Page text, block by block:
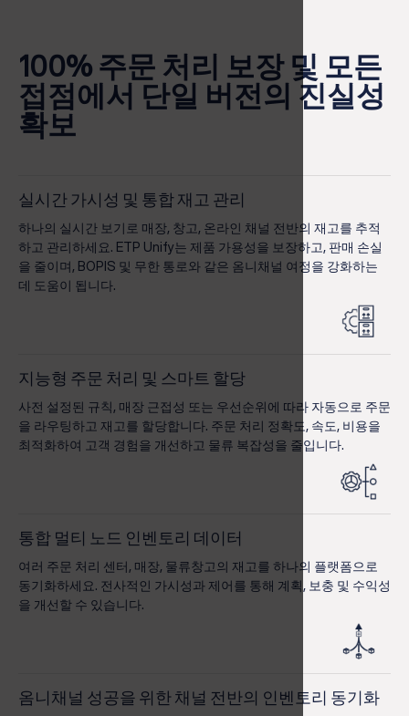
100% 주문 처리 보장 및 모든
접점에서 단일 버전의 진실성
확보
실시간 가시성 및 통합 재고 관리
하나의 실시간 보기로 매장, 창고, 온라인 채널 전반의 재고를 추적
하고 관리하세요. ETP Unify는 제품 가용성을 보장하고, 판매 손실
을 줄이며, BOPIS 및 무한 통로와 같은 옴니채널 여정을 강화하는
데 도움이 됩니다.
지능형 주문 처리 및 스마트 할당
사전 설정된 규칙, 매장 근접성 또는 우선순위에 따라 자동으로 주문
을 라우팅하고 재고를 할당합니다. 주문 처리 정확도, 속도, 비용을
최적화하여 고객 경험을 개선하고 물류 복잡성을 줄입니다.
통합 멀티 노드 인벤토리 데이터
여러 주문 처리 센터, 매장, 물류창고의 재고를 하나의 플랫폼으로
동기화하세요. 전사적인 가시성과 제어를 통해 계획, 보충 및 수익성
을 개선할 수 있습니다.
옴니채널 성공을 위한 채널 전반의 인벤토리 동기화